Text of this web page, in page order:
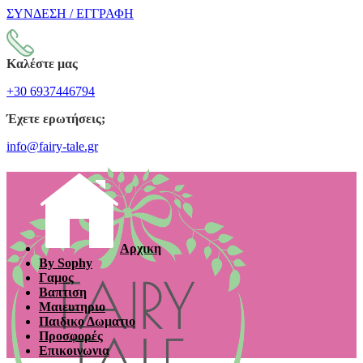
ΣΥΝΔΕΣΗ / ΕΓΓΡΑΦΗ
Καλέστε μας
+30 6937446794
Έχετε ερωτήσεις;
info@fairy-tale.gr
Αρχικη
By Sophy
Γαμος
Βαπτιση
Μαιευτηριο
Παιδικο Δωματιο
Προσφορές
Επικοινωνια